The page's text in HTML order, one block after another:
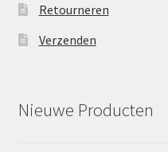
Retourneren
Verzenden
Nieuwe Producten